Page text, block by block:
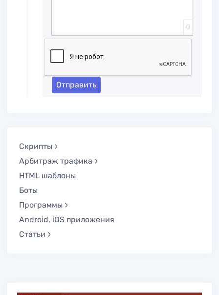
0
Отправить
Скрипты
Арбитраж трафика
HTML шаблоны
Боты
Программы
Android, iOS приложения
Статьи